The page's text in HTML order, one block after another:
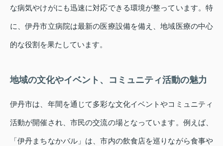
な病気やけがにも迅速に対応できる環境が整っています。特
に、伊丹市立病院は最新の医療設備を備え、地域医療の中心
的な役割を果たしています。
地域の文化やイベント、コミュニティ活動の魅力
伊丹市は、年間を通じて多彩な文化イベントやコミュニティ
活動が開催され、市民の交流の場となっています。例えば、
「伊丹まちなかバル」は、市内の飲食店を巡りながら食事や